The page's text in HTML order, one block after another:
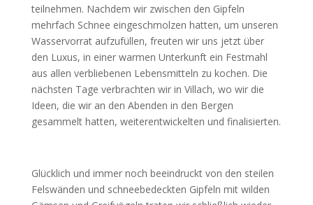
teilnehmen. Nachdem wir zwischen den Gipfeln
mehrfach Schnee eingeschmolzen hatten, um unseren
Wasservorrat aufzufüllen, freuten wir uns jetzt über
den Luxus, in einer warmen Unterkunft ein Festmahl
aus allen verbliebenen Lebensmitteln zu kochen. Die
nächsten Tage verbrachten wir in Villach, wo wir die
Ideen, die wir an den Abenden in den Bergen
gesammelt hatten, weiterentwickelten und finalisierten.
Glücklich und immer noch beeindruckt von den steilen
Felswänden und schneebedeckten Gipfeln mit wilden